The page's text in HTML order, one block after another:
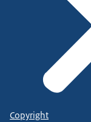
Copyright